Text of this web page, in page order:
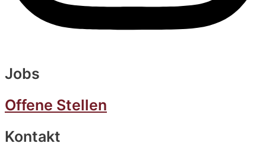
Jobs
Offene Stellen
Kontakt